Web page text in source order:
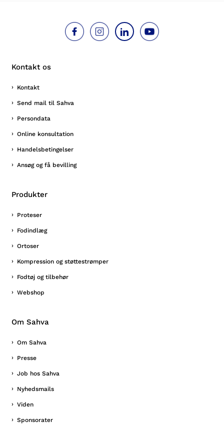
Kontakt os
Kontakt
Send mail til Sahva
Persondata
Online konsultation
Handelsbetingelser
Ansøg og få bevilling
Produkter
Proteser
Fodindlæg
Ortoser
Kompression og støttestrømper
Fodtøj og tilbehør
Webshop
Om Sahva
Om Sahva
Presse
Job hos Sahva
Nyhedsmails
Viden
Sponsorater